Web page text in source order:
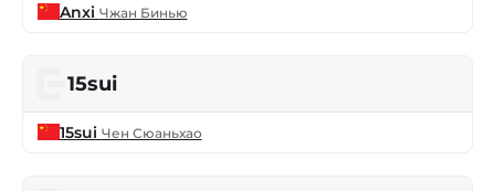
Anxi Чжан Бинью
15sui
15sui Чен Сюаньхао